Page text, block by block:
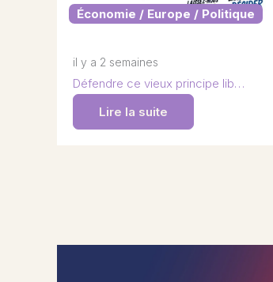
Économie / Europe / Politique
il y a 2 semaines
Défendre ce vieux principe lib…
Lire la suite